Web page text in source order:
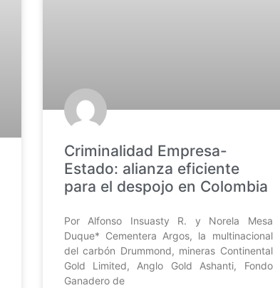
Criminalidad Empresa-
Estado: alianza eficiente
para el despojo en Colombia
Por Alfonso Insuasty R. y Norela Mesa
Duque* Cementera Argos, la multinacional
del carbón Drummond, mineras Continental
Gold Limited, Anglo Gold Ashanti, Fondo
Ganadero de